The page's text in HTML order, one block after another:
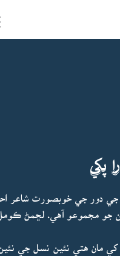
پکي
جي دور جي خوبصورت شاعر
جو مجموعو آهي. لڇمڻ
کي مان هتي نئين نسل جي